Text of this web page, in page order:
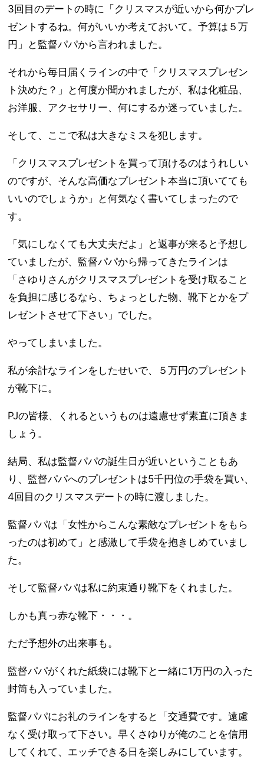
3回目のデートの時に「クリスマスが近いから何かプレ
ゼントするね。何がいいか考えておいて。予算は５万
円」と監督パパから言われました。
それから毎日届くラインの中で「クリスマスプレゼン
ト決めた？」と何度か聞かれましたが、私は化粧品、
お洋服、アクセサリー、何にするか迷っていました。
そして、ここで私は大きなミスを犯します。
「クリスマスプレゼントを買って頂けるのはうれしい
のですが、そんな高価なプレゼント本当に頂いてても
いいのでしょうか」と何気なく書いてしまったので
す。
「気にしなくても大丈夫だよ」と返事が来ると予想し
ていましたが、監督パパから帰ってきたラインは
「さゆりさんがクリスマスプレゼントを受け取ること
を負担に感じるなら、ちょっとした物、靴下とかをプ
レゼントさせて下さい」でした。
やってしまいました。
私が余計なラインをしたせいで、５万円のプレゼント
が靴下に。
PJの皆様、くれるというものは遠慮せず素直に頂きま
しょう。
結局、私は監督パパの誕生日が近いということもあ
り、監督パパへのプレゼントは5千円位の手袋を買い、
4回目のクリスマスデートの時に渡しました。
監督パパは「女性からこんな素敵なプレゼントをもら
ったのは初めて」と感激して手袋を抱きしめていまし
た。
そして監督パパは私に約束通り靴下をくれました。
しかも真っ赤な靴下・・・。
ただ予想外の出来事も。
監督パパがくれた紙袋には靴下と一緒に1万円の入った
封筒も入っていました。
監督パパにお礼のラインをすると「交通費です。遠慮
なく受け取って下さい。早くさゆりが俺のことを信用
してくれて、エッチできる日を楽しみにしています。